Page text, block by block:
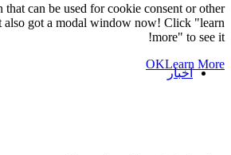
that can be used for cookie
news. It also got a modal window now!
OK